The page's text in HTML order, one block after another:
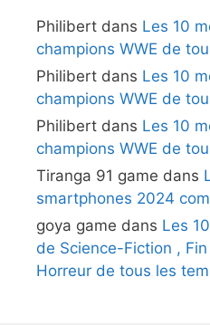
Philibert dans Les 10
champions WWE de
Philibert dans Les 10
champions WWE de
Philibert dans Les 10
champions WWE de
Tiranga 91 game dans
smartphones 2024
goya game dans Les
de Science-Fiction ,
Horreur de tous les